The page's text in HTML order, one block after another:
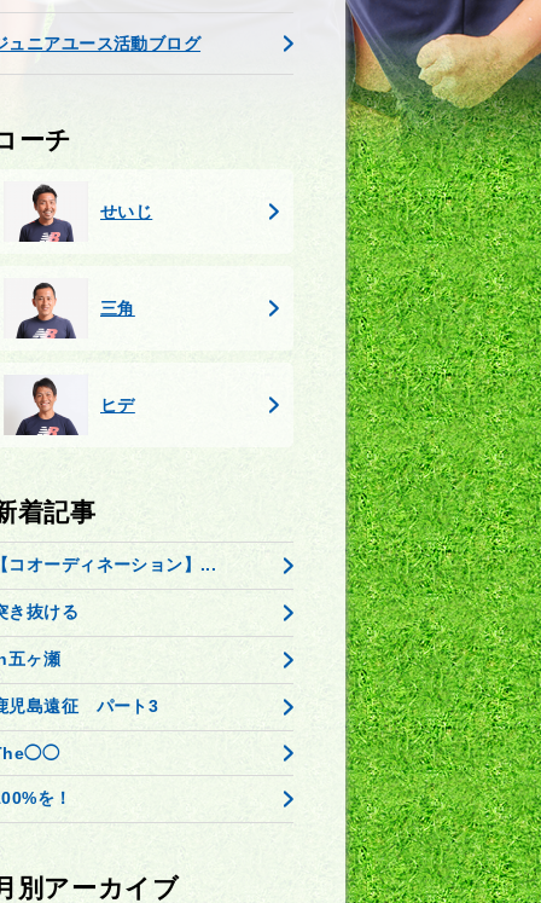
ュニアユース活動ブログ
ーチ
せいじ
三角
ヒデ
着記事
コオーディネーション】...
き抜ける
五ヶ瀬
児島遠征 パート3
を！
別アーカイブ